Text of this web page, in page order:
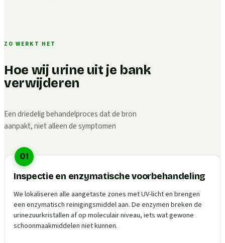
ZO WERKT HET
Hoe wij urine uit je bank
verwijderen
Een driedelig behandelproces dat de bron
aanpakt, niet alleen de symptomen
01
Inspectie en enzymatische voorbehandeling
We lokaliseren alle aangetaste zones met UV-licht en brengen
een enzymatisch reinigingsmiddel aan. De enzymen breken de
urinezuurkristallen af op moleculair niveau, iets wat gewone
schoonmaakmiddelen niet kunnen.